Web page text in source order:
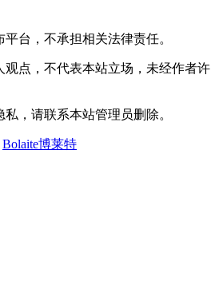
台，不承担相关法律责任。
观点，不代表本站立场，未经作者许
，请联系本站管理员删除。
Bolaite博莱特